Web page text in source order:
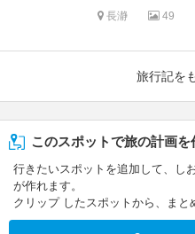
長瀞 49
旅行記を
このスポットで旅の計画を
行きたいスポットを追加して、し
が作れます。
クリップ したスポットから、まと